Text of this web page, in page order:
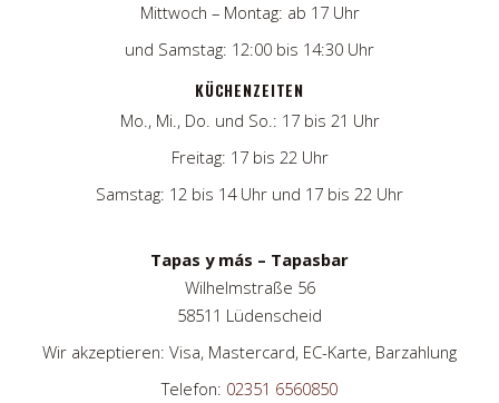
Mittwoch – Montag: ab 17 Uhr
und Samstag: 12:00 bis 14:30 Uhr
KÜCHENZEITEN
Mo., Mi., Do. und So.: 17 bis 21 Uhr
Freitag: 17 bis 22 Uhr
Samstag: 12 bis 14 Uhr und 17 bis 22 Uhr
Tapas y más – Tapasbar
Wilhelmstraße 56
58511 Lüdenscheid
Wir akzeptieren: Visa, Mastercard, EC-Karte, Barzahlung
Telefon: 02351 6560850